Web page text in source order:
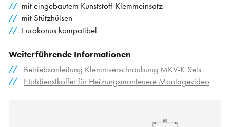
mit eingebautem Kunststoff-Klemmeinsatz
mit Stützhülsen
Eurokonus kompatibel
Weiterführende Informationen
Betriebsanleitung Klemmverschraubung MKV-K Sets
Notdienstkoffer für Heizungsmonteuere Montagevideo